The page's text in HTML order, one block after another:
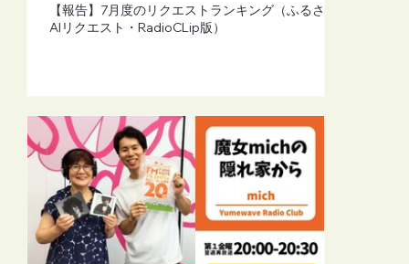
【報告】7月度のリクエストランキング（ふるさと
AIリクエスト・RadioCLip版）